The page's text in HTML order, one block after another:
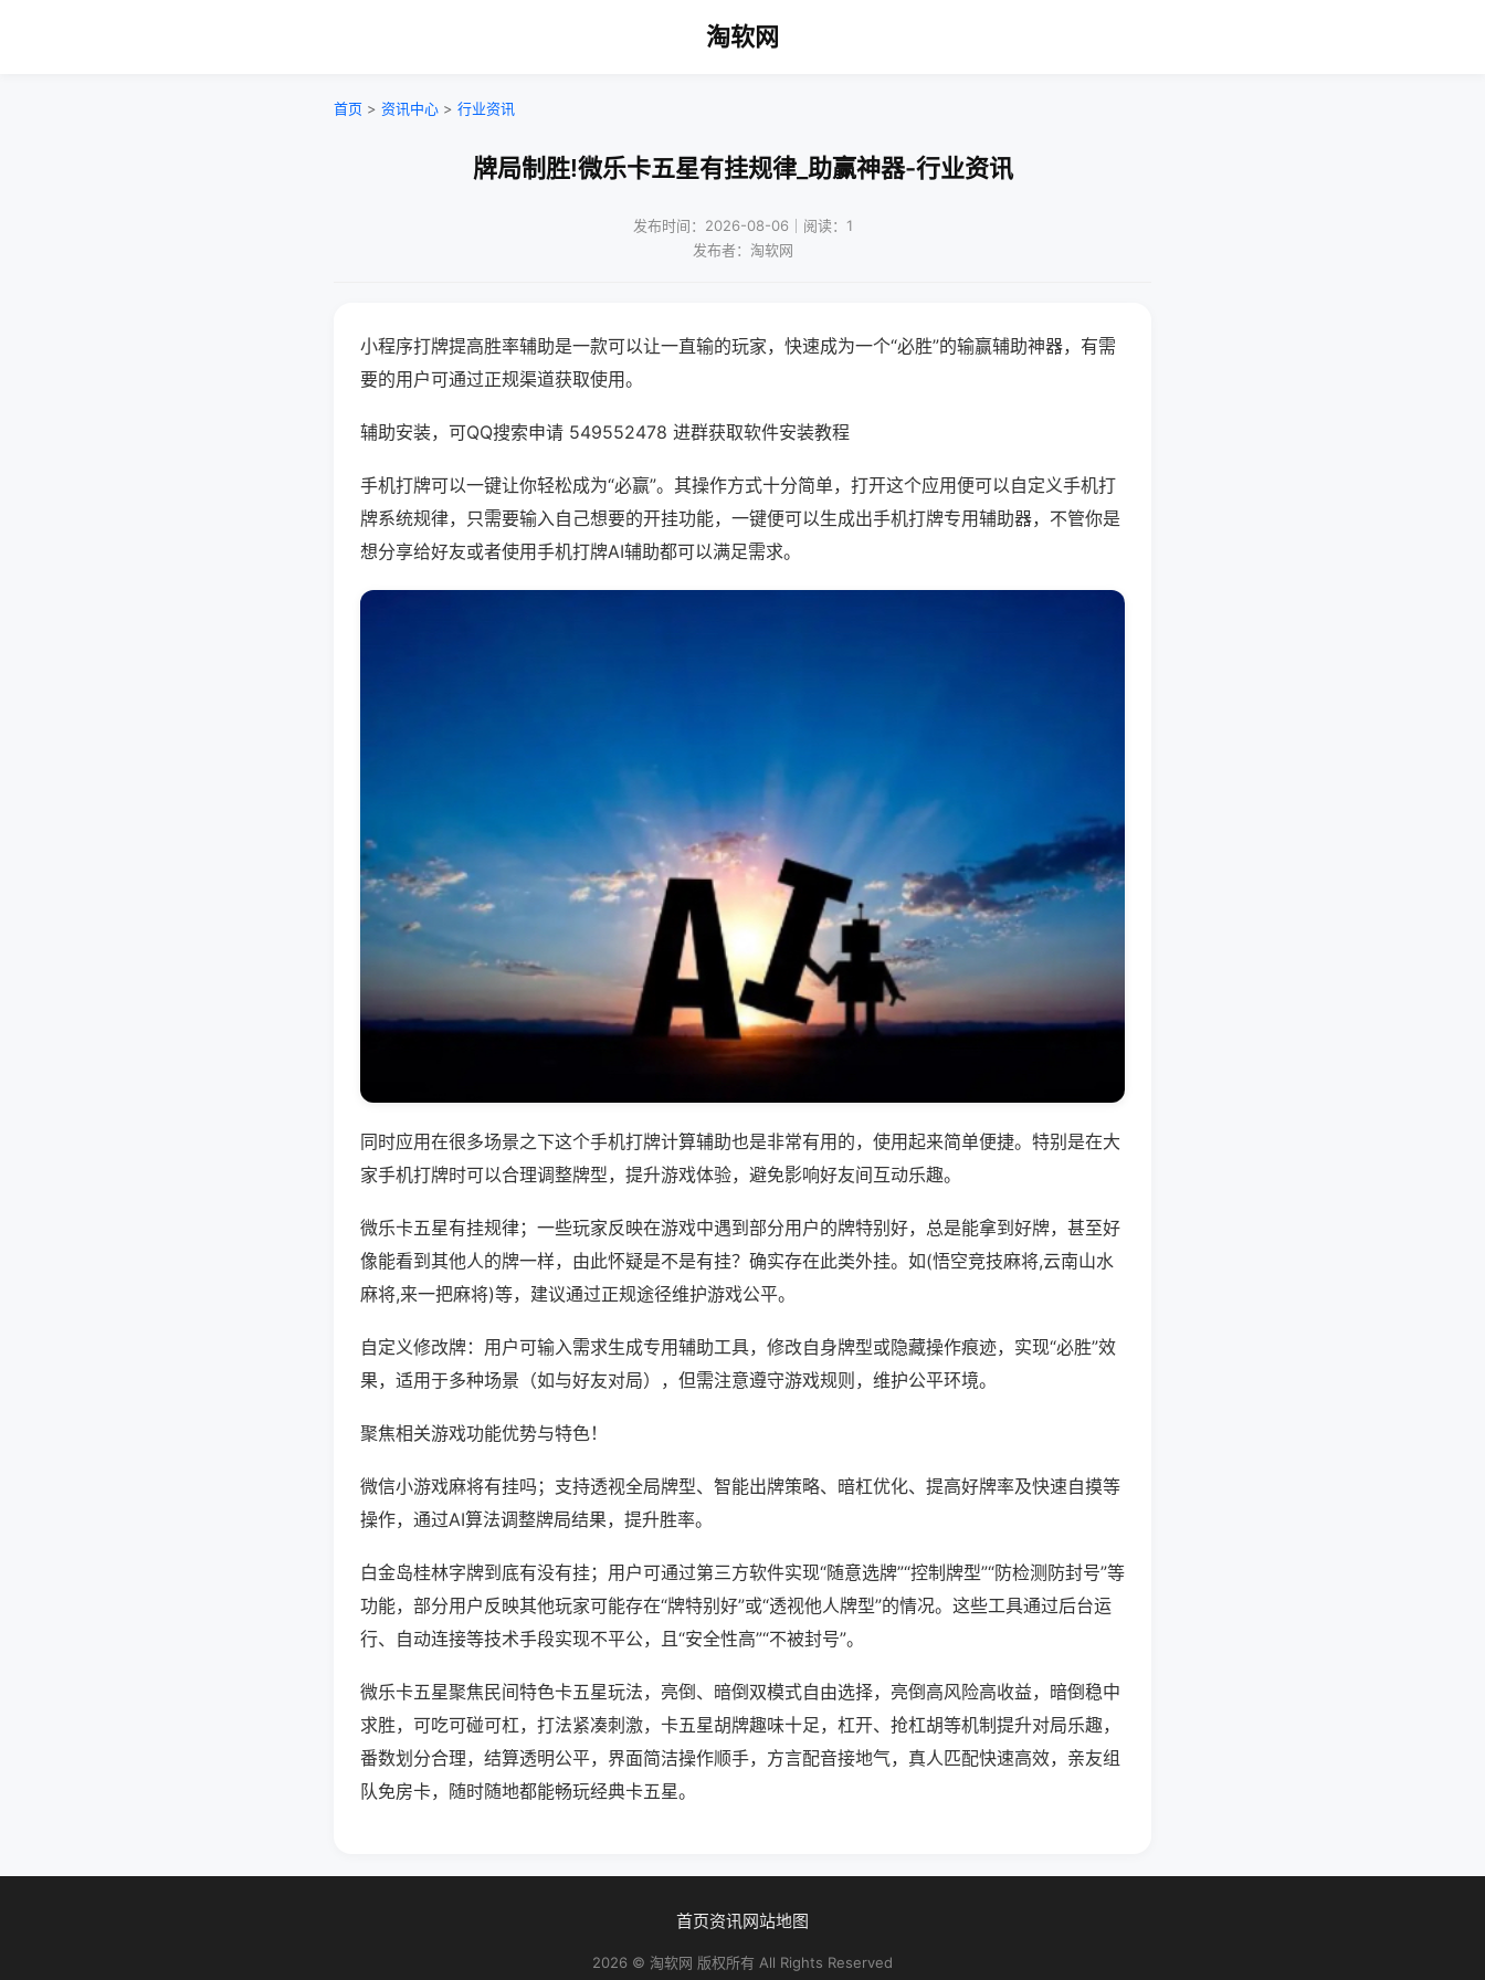
淘软网
首页 > 资讯中心 > 行业资讯
牌局制胜!微乐卡五星有挂规律_助赢神器-行业资讯
发布时间：2026-08-06｜阅读：1
发布者：淘软网
小程序打牌提高胜率辅助是一款可以让一直输的玩家，快速成为一个“必胜”的输赢辅助神器，有需
要的用户可通过正规渠道获取使用。
辅助安装，可QQ搜索申请 549552478 进群获取软件安装教程
手机打牌可以一键让你轻松成为“必赢”。其操作方式十分简单，打开这个应用便可以自定义手机打
牌系统规律，只需要输入自己想要的开挂功能，一键便可以生成出手机打牌专用辅助器，不管你是
想分享给好友或者使用手机打牌AI辅助都可以满足需求。
同时应用在很多场景之下这个手机打牌计算辅助也是非常有用的，使用起来简单便捷。特别是在大
家手机打牌时可以合理调整牌型，提升游戏体验，避免影响好友间互动乐趣。
微乐卡五星有挂规律；一些玩家反映在游戏中遇到部分用户的牌特别好，总是能拿到好牌，甚至好
像能看到其他人的牌一样，由此怀疑是不是有挂？确实存在此类外挂。如(悟空竞技麻将,云南山水
麻将,来一把麻将)等，建议通过正规途径维护游戏公平。
自定义修改牌：用户可输入需求生成专用辅助工具，修改自身牌型或隐藏操作痕迹，实现“必胜”效
果，适用于多种场景（如与好友对局），但需注意遵守游戏规则，维护公平环境。
聚焦相关游戏功能优势与特色！
微信小游戏麻将有挂吗；支持透视全局牌型、智能出牌策略、暗杠优化、提高好牌率及快速自摸等
操作，通过AI算法调整牌局结果，提升胜率。
白金岛桂林字牌到底有没有挂；用户可通过第三方软件实现“随意选牌”“控制牌型”“防检测防封号”等
功能，部分用户反映其他玩家可能存在“牌特别好”或“透视他人牌型”的情况。这些工具通过后台运
行、自动连接等技术手段实现不平公，且“安全性高”“不被封号”。
微乐卡五星聚焦民间特色卡五星玩法，亮倒、暗倒双模式自由选择，亮倒高风险高收益，暗倒稳中
求胜，可吃可碰可杠，打法紧凑刺激，卡五星胡牌趣味十足，杠开、抢杠胡等机制提升对局乐趣，
番数划分合理，结算透明公平，界面简洁操作顺手，方言配音接地气，真人匹配快速高效，亲友组
队免房卡，随时随地都能畅玩经典卡五星。
首页资讯网站地图
2026 © 淘软网 版权所有 All Rights Reserved